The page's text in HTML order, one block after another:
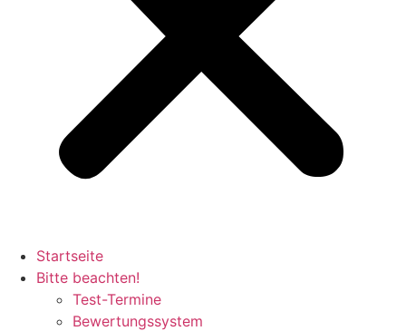
Startseite
Bitte beachten!
Test-Termine
Bewertungssystem